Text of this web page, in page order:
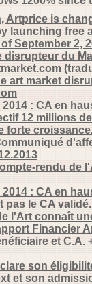
Artprice is
launching free
September 2,
disrupteur du
art market
: CA en
12 millions
forte
rendu de
: CA en
pas le CA
l'Art connaît
Financier
et C.A.
son
et son